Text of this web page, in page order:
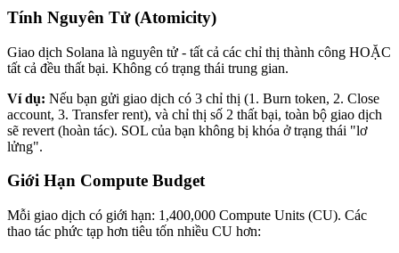
Tính Nguyên Tử (Atomicity)
Giao dịch Solana là nguyên tử - tất cả các chỉ thị thành công HOẶC
tất cả đều thất bại. Không có trạng thái trung gian.
Ví dụ: Nếu bạn gửi giao dịch có 3 chỉ thị (1. Burn token, 2. Close
account, 3. Transfer rent), và chỉ thị số 2 thất bại, toàn bộ giao dịch
sẽ revert (hoàn tác). SOL của bạn không bị khóa ở trạng thái "lơ
lửng".
Giới Hạn Compute Budget
Mỗi giao dịch có giới hạn: 1,400,000 Compute Units (CU). Các
thao tác phức tạp hơn tiêu tốn nhiều CU hơn: